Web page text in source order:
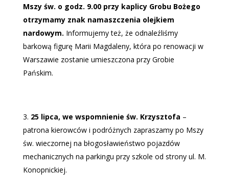
Mszy św. o godz. 9.00 przy kaplicy Grobu Bożego
otrzymamy znak namaszczenia olejkiem
nardowym. Informujemy też, że odnaleźliśmy
barkową figurę Marii Magdaleny, która po renowacji w
Warszawie zostanie umieszczona przy Grobie
Pańskim.
25 lipca, we wspomnienie św. Krzysztofa –
patrona kierowców i podróżnych zapraszamy po Mszy
św. wieczornej na błogosławieństwo pojazdów
mechanicznych na parkingu przy szkole od strony ul. M.
Konopnickiej.